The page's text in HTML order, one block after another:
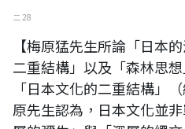
二 28
【梅原猛先生所論「日本
二重結構」以及「森林思
「日本文化的二重結構」
原先生認為，日本文化並